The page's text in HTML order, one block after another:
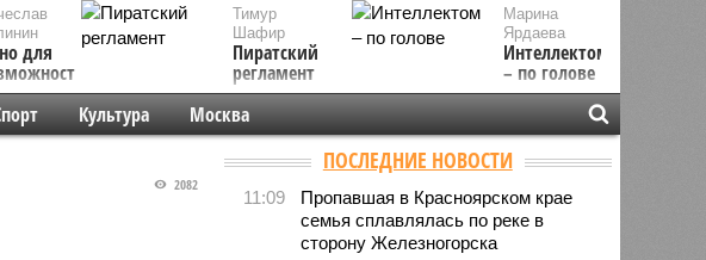
для
Марина
Ярдаева
Интеллектом
– по голове
Тимур
Шафир
Пиратский
регламент
Культура Москва
2082
ПОСЛЕДНИЕ НОВОСТИ
11:09
Пропавшая в Красноярском крае
семья сплавлялась по реке в
сторону Железногорска